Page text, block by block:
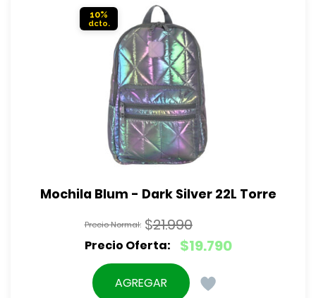
10%
Mochila Blum - Dark Silver 22L Torre
$21.990
El
precio
original
$19.790
El
precio
AGREGAR